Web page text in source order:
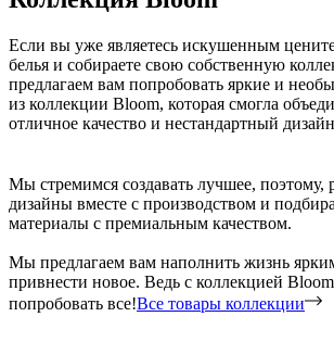
Если вы уже являетесь искушенным
белья и собираете свою собственную
предлагаем вам попробовать яркие и
из коллекции Bloom, которая смогла
отличное качество и нестандартный
Мы стремимся создавать лучшее, поэтому,
дизайны вместе с производством и
материалы с премиальным качеством.
Мы предлагаем вам наполнить жизнь
привнести новое. Ведь с коллекцией Bloom
попробовать все!Все товары коллекции